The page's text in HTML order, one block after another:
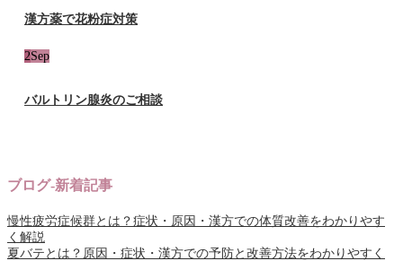
漢方薬で花粉症対策
2Sep
バルトリン腺炎のご相談
ブログ-新着記事
慢性疲労症候群とは？症状・原因・漢方での体質改善をわかりやす
く解説
夏バテとは？原因・症状・漢方での予防と改善方法をわかりやすく